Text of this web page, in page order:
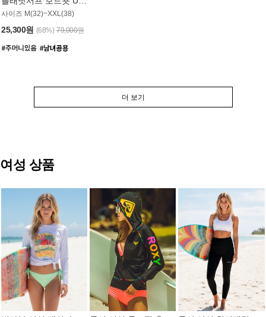
사이즈 M(32)~XXL(38)
25,300원 (68%) 79,000원
더 보기
여성 상품